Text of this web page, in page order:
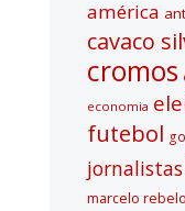
américa
cavaco
cromos
economia
futebol
jornalistas
marcelo